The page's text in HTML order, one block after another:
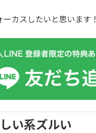
カスしたいと思います！
い系ズルい